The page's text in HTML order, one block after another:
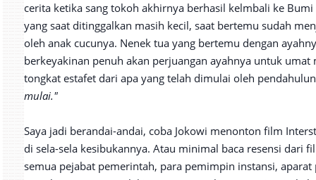
cerita ketika sang tokoh akhirnya berhasil kelmbali ke
yang saat ditinggalkan masih kecil, saat bertemu sudah
oleh anak cucunya. Nenek tua yang bertemu dengan
berkeyakinan penuh akan perjuangan ayahnya untuk
tongkat estafet dari apa yang telah dimulai oleh
mulai."
Saya jadi berandai-andai, coba Jokowi menonton film
di sela-sela kesibukannya. Atau minimal baca resensi dari
semua pejabat pemerintah, para pemimpin instansi,